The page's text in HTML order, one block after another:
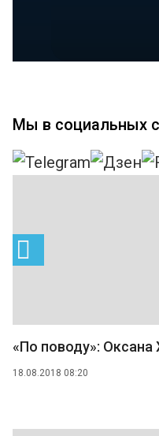
Мы в социальных
«По поводу»: Оксана
18.08.2018 08:20